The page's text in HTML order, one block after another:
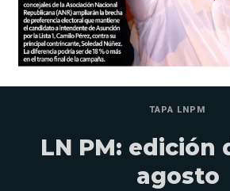
TAPA LNPM
LN PM: edición
agosto